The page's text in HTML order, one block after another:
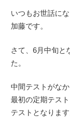
いつもお世話に
加藤です。
さて、6月中旬と
た。
中間テストがな
最初の定期テス
テストとなります